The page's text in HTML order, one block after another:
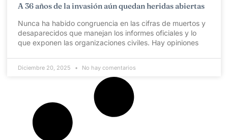
A 36 años de la invasión aún quedan heridas abiertas
Nunca ha habido congruencia en las cifras de muertos y
desaparecidos que manejan los informes oficiales y lo
que exponen las organizaciones civiles. Hay opiniones
Diciembre 20, 2025 No hay comentarios